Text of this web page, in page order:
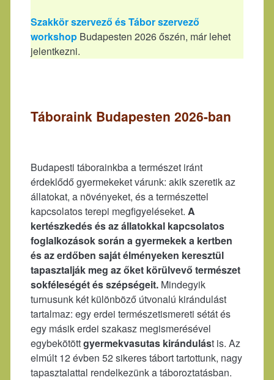
Szakkör szervező és Tábor szervező
workshop Budapesten 2026 őszén, már lehet
jelentkezni.
Táboraink Budapesten 2026-ban
Budapesti táborainkba a természet iránt
érdeklődő gyermekeket várunk: akik szeretik az
állatokat, a növényeket, és a természettel
kapcsolatos terepi megfigyeléseket. A
kertészkedés és az állatokkal kapcsolatos
foglalkozások során a gyermekek a kertben
és az erdőben saját élményeken keresztül
tapasztalják meg az őket körülvevő természet
sokféleségét és szépségeit.Mindegyik
turnusunk két különböző útvonalú kirándulást
tartalmaz: egy erdei természetismereti sétát és
egy másik erdei szakasz megismerésével
egybekötöttgyermekvasutas kirándulást is. Az
elmúlt 12 évben 52 sikeres tábort tartottunk, nagy
tapasztalattal rendelkezünk a táboroztatásban.